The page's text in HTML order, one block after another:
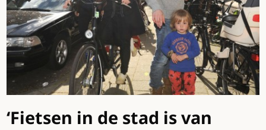
‘Fietsen in de stad is van